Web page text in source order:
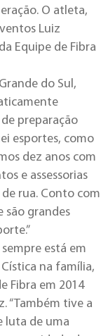
O atleta,
Luiz
Equipe de Fibra
do Sul,
preparação
esportes, como
dez anos com
e assessorias
rua. Conto com
são grandes
está em
na família,
Fibra em 2014
“Também tive a
luta de uma